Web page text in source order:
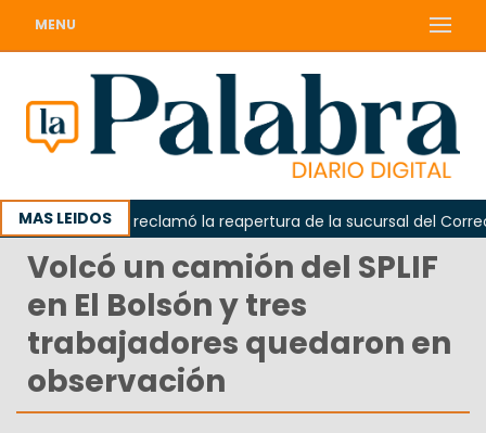
MENU
MAS LEIDOS
Odarda reclamó la reapertura de la sucursal del Correo
Volcó un camión del SPLIF
en El Bolsón y tres
trabajadores quedaron en
observación